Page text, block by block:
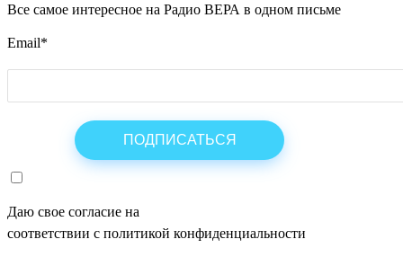
Все самое интересное на Радио ВЕРА в одном письме
Email*
Даю свое согласие на
соответствии с политикой конфиденциальности